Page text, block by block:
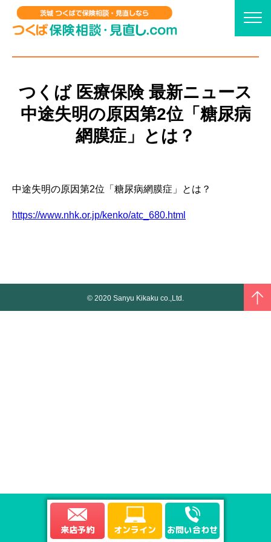
つくば 医療保険 最新ニュース
中途失明の原因第2位「糖尿病
網膜症」とは？
中途失明の原因第2位「糖尿病網膜症」とは？
https://www.nhk.or.jp/kenko/atc_680.html
来店予約 オンライン お問い合わせ
© 2020 Sanyu Kikaku co.,Ltd.